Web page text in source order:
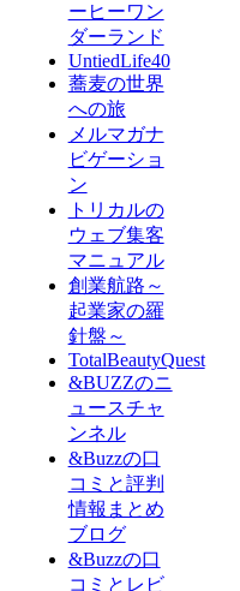
ーヒーワン
ダーランド
UntiedLife40
蕎麦の世界
への旅
メルマガナ
ビゲーショ
ン
トリカルの
ウェブ集客
マニュアル
創業航路～
起業家の羅
針盤～
TotalBeautyQuest
&BUZZのニ
ュースチャ
ンネル
&Buzzの口
コミと評判
情報まとめ
ブログ
&Buzzの口
コミとレビ